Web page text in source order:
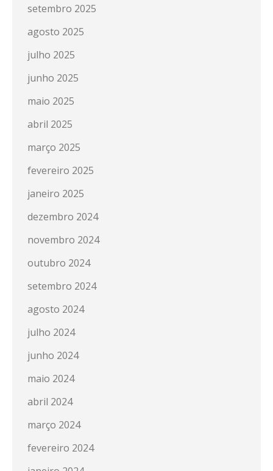
setembro 2025
agosto 2025
julho 2025
junho 2025
maio 2025
abril 2025
março 2025
fevereiro 2025
janeiro 2025
dezembro 2024
novembro 2024
outubro 2024
setembro 2024
agosto 2024
julho 2024
junho 2024
maio 2024
abril 2024
março 2024
fevereiro 2024